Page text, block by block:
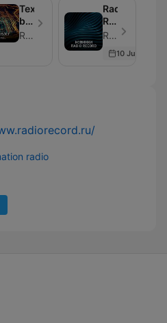
Техноблог
by
DJRadio Record
Radio
Record
New
Radio Record - Épisode 250
10 Jul 2026
radio